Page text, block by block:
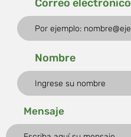
Correo electrónico
Nombre
Mensaje